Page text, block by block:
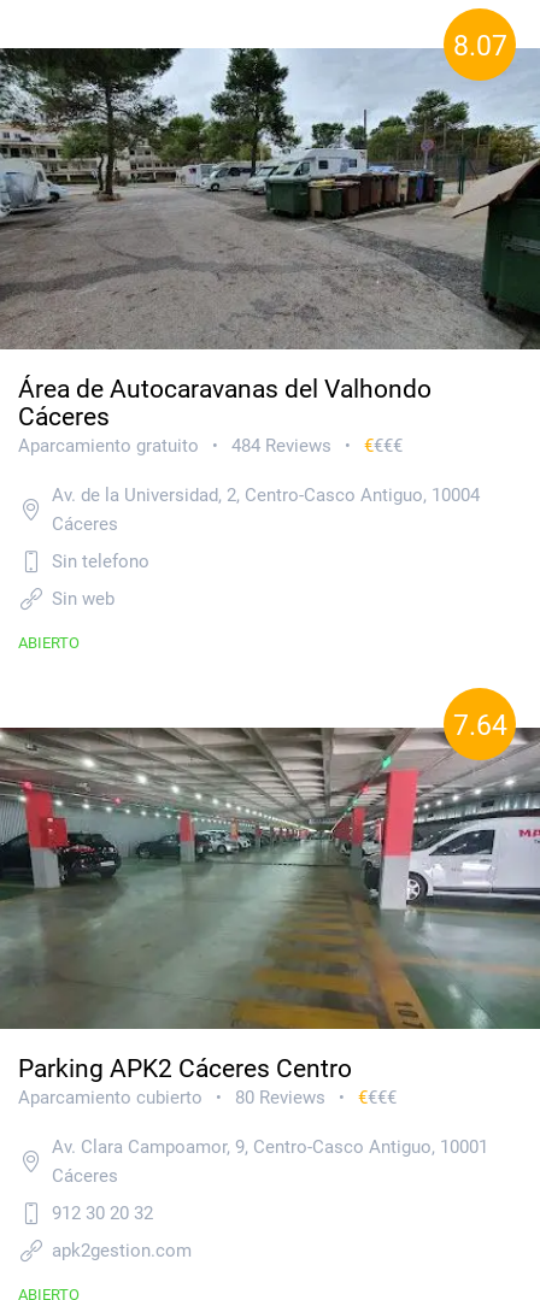
8.07
Área de Autocaravanas del Valhondo
Cáceres
Aparcamiento gratuito • 484 Reviews • €€€€
Av. de la Universidad, 2, Centro-Casco Antiguo, 10004
Cáceres
Sin telefono
Sin web
ABIERTO
7.64
Parking APK2 Cáceres Centro
Aparcamiento cubierto • 80 Reviews • €€€€
Av. Clara Campoamor, 9, Centro-Casco Antiguo, 10001
Cáceres
912 30 20 32
apk2gestion.com
ABIERTO